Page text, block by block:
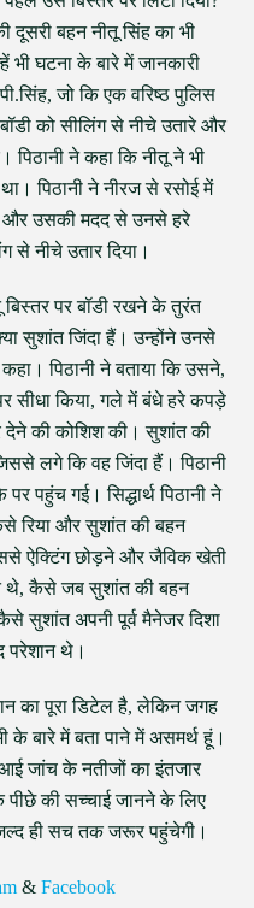
दूसरी बहन नीतू सिंह का भी
घटना के बारे में जानकारी
जो कि एक वरिष्ठ पुलिस
को सीलिंग से नीचे उतारे और
पिठानी ने कहा कि नीतू ने भी
पिठानी ने नीरज से रसोई में
और उसकी मदद से उनसे हरे
से नीचे उतार दिया।
बिस्तर पर बॉडी रखने के तुरंत
सुशांत जिंदा हैं। उन्होंने उनसे
पिठानी ने बताया कि उसने,
सीधा किया, गले में बंधे हरे कपड़े
देने की कोशिश की। सुशांत की
लगे कि वह जिंदा हैं। पिठानी
पहुंच गई। सिद्धार्थ पिठानी ने
रिया और सुशांत की बहन
ऐक्टिंग छोड़ने और जैविक खेती
थे, कैसे जब सुशांत की बहन
सुशांत अपनी पूर्व मैनेजर दिशा
परेशान थे।
का पूरा डिटेल है, लेकिन जगह
बारे में बता पाने में असमर्थ हूं।
जांच के नतीजों का इंतजार
की सच्चाई जानने के लिए
ही सच तक जरूर पहुंचेगी।
&Facebook